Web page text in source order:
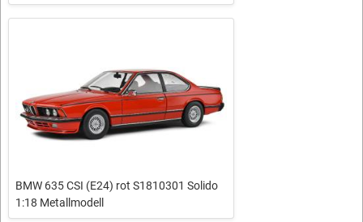
BMW 635 CSI (E24) rot S1810301 Solido
1:18 Metallmodell